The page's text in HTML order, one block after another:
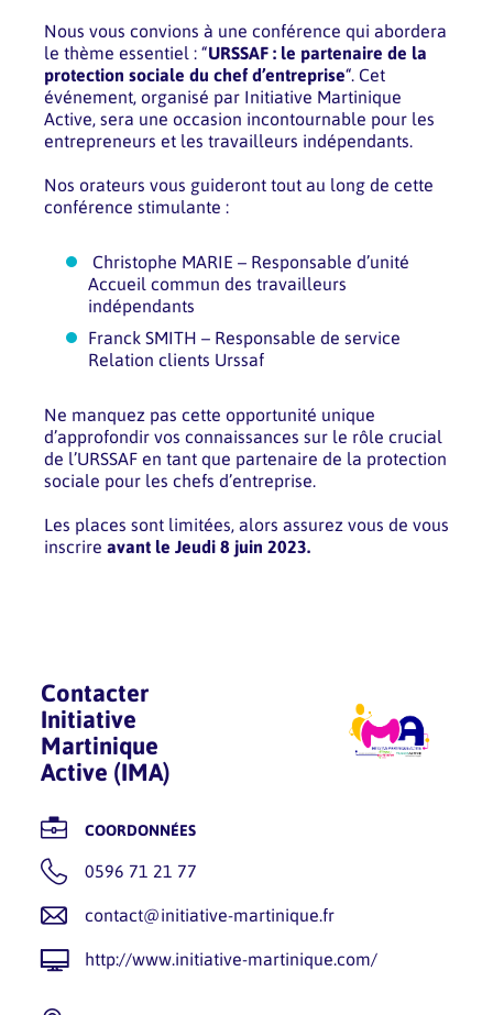
Nous vous convions à une conférence qui abordera
le thème essentiel : “URSSAF : le partenaire de la
protection sociale du chef d’entreprise“. Cet
événement, organisé par Initiative Martinique
Active, sera une occasion incontournable pour les
entrepreneurs et les travailleurs indépendants.
Nos orateurs vous guideront tout au long de cette
conférence stimulante :
Christophe MARIE – Responsable d’unité
Accueil commun des travailleurs
indépendants
Franck SMITH – Responsable de service
Relation clients Urssaf
Ne manquez pas cette opportunité unique
d’approfondir vos connaissances sur le rôle crucial
de l’URSSAF en tant que partenaire de la protection
sociale pour les chefs d’entreprise.
Les places sont limitées, alors assurez vous de vous
inscrire avant le Jeudi 8 juin 2023.
Contacter
Initiative
Martinique
Active (IMA)
COORDONNÉES
0596 71 21 77
contact@initiative-martinique.fr
http://www.initiative-martinique.com/